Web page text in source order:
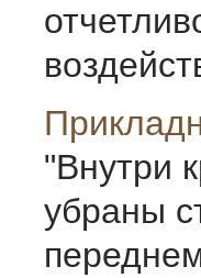
"Внутри
убраны